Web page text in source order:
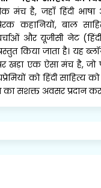
मंच है, जहाँ हिंदी
कहानियों, बाल
और यूजीसी नेट
किया जाता है। यह
खड़ा एक ऐसा मंच है, जो
को हिंदी
सशक्त अवसर प्रदान